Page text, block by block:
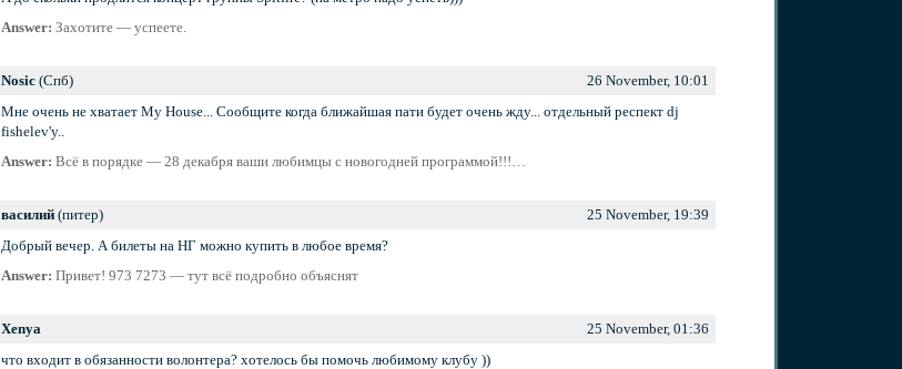
Answer: Захотите — успеете.
Nosic (Спб)
26 November, 10:01
Мне очень не хватает My House... Сообщите когда ближайшая пати будет очень жду... отдельный респект dj
fishelev'у..
Answer: Всё в порядке — 28 декабря ваши любимцы с новогодней программой!!!…
василий (питер)
25 November, 19:39
Добрый вечер. А билеты на НГ можно купить в любое время?
Answer: Привет! 973 7273 — тут всё подробно объяснят
Xenya
25 November, 01:36
что входит в обязанности волонтера? хотелось бы помочь любимому клубу ))